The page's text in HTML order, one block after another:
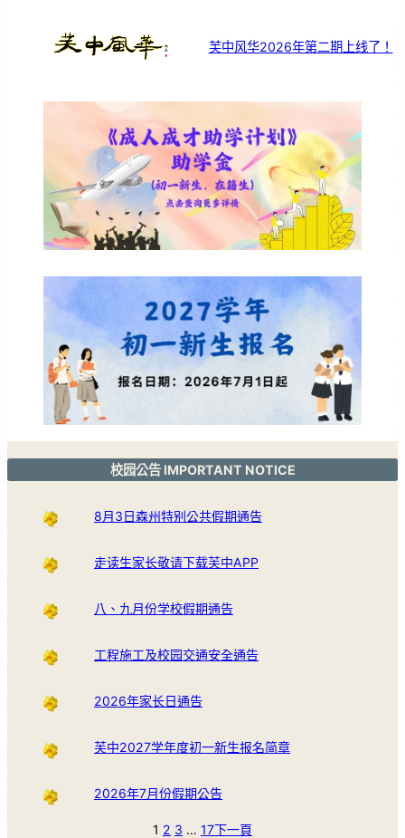
芙中风华2026年第二期上线了！
校园公告 IMPORTANT NOTICE
8月3日森州特别公共假期通告
走读生家长敬请下载芙中APP
八、九月份学校假期通告
工程施工及校园交通安全通告
2026年家长日通告
芙中2027学年度初一新生报名简章
2026年7月份假期公告
1 2 3 … 17下一頁